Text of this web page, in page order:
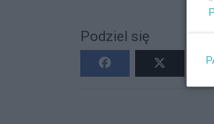
Podziel się